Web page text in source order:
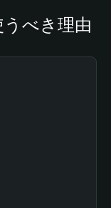
べき理由